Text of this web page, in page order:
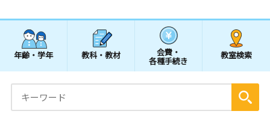
年齢・学年 教科・教材 会費・
各種手続き
教室検索